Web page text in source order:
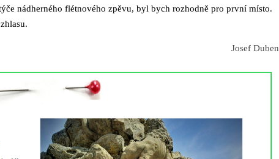
nádherného flétnového zpěvu, byl bych rozhodně pro první místo.
Josef Duben